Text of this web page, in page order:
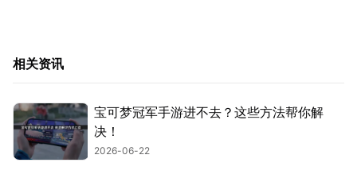
相关资讯
宝可梦冠军手游进不去？这些方法帮你解
决！
2026-06-22